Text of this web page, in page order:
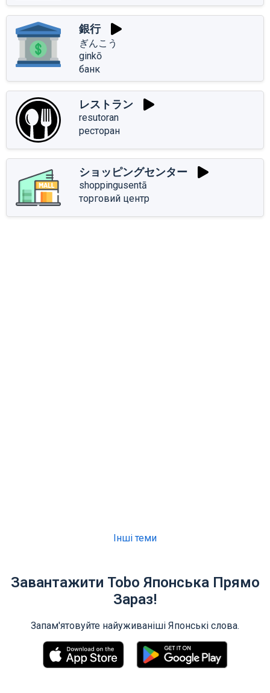
銀行
ぎんこう
ginkō
банк
レストラン
resutoran
ресторан
ショッピングセンター
shoppingusentā
торговий центр
Інші теми
Завантажити Tobo Японська Прямо
Зараз!
Запам'ятовуйте найуживаніші Японські слова.